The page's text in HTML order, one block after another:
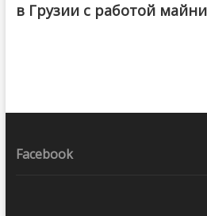
в Грузии с работой
Facebook